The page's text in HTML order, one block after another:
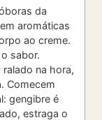
da
aromáticas
ao creme.
sabor.
ralado na hora,
Comecem
gengibre é
estraga o